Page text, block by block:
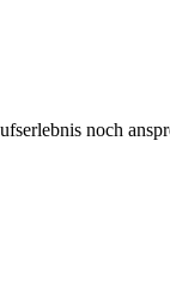
noch